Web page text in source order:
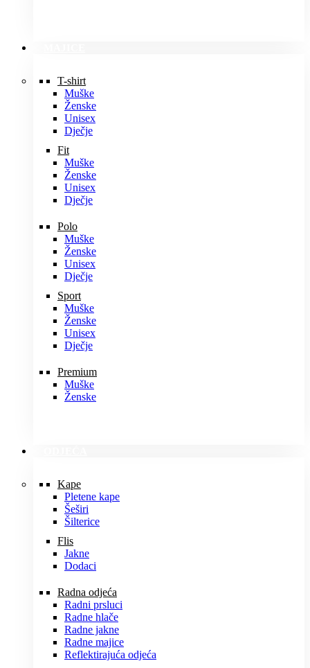
T-shirt
Muške
Ženske
Unisex
Dječje
Fit
Muške
Ženske
Unisex
Dječje
Polo
Muške
Ženske
Unisex
Dječje
Sport
Muške
Ženske
Unisex
Dječje
Premium
Muške
Ženske
Kape
Pletene kape
Šeširi
Šilterice
Flis
Jakne
Dodaci
Radna odjeća
Radni prsluci
Radne hlače
Radne jakne
Radne majice
Reflektirajuća odjeća